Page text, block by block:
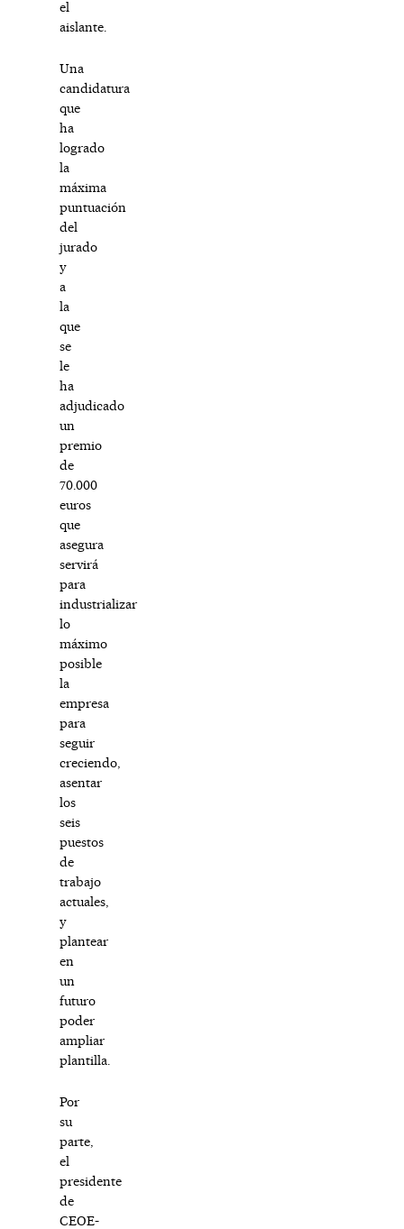
el
aislante.
Una
candidatura
que
ha
logrado
la
máxima
puntuación
del
jurado
y
a
la
que
se
le
ha
adjudicado
un
premio
de
70.000
euros
que
asegura
servirá
para
industrializar
lo
máximo
posible
la
empresa
para
seguir
creciendo,
asentar
los
seis
puestos
de
trabajo
actuales,
y
plantear
en
un
futuro
poder
ampliar
plantilla.
Por
su
parte,
el
presidente
de
CEOE-